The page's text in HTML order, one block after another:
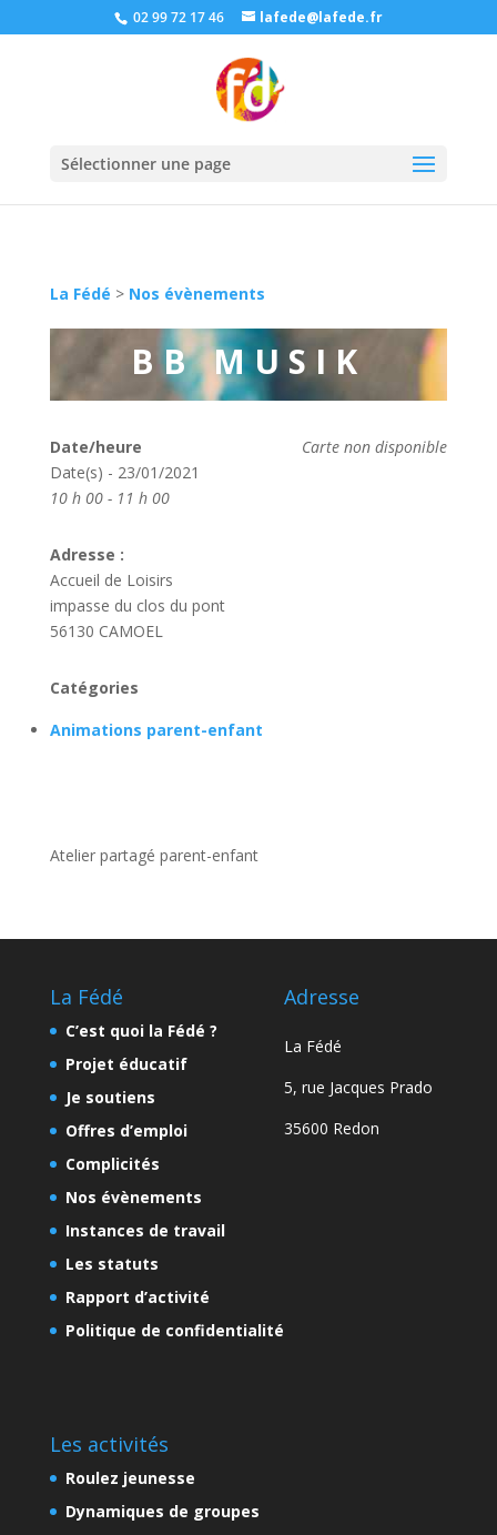
02 99 72 17 46 lafede@lafede.fr
Sélectionner une page
La Fédé > Nos évènements
BB MUSIK
Carte non disponible
Date/heure
Date(s) - 23/01/2021
10 h 00 - 11 h 00
Adresse :
Accueil de Loisirs
impasse du clos du pont
56130 CAMOEL
Catégories
Animations parent-enfant
Atelier partagé parent-enfant
La Fédé
C’est quoi la Fédé ?
Projet éducatif
Je soutiens
Offres d’emploi
Complicités
Nos évènements
Instances de travail
Les statuts
Rapport d’activité
Politique de confidentialité
Adresse
La Fédé
5, rue Jacques Prado
35600 Redon
Les activités
Roulez jeunesse
Dynamiques de groupes